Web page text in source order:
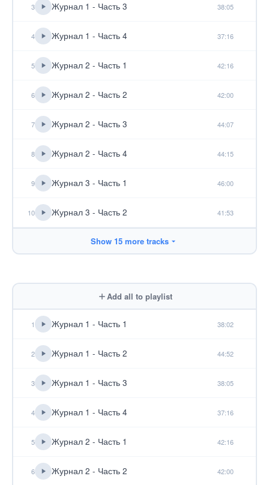
3 Журнал 1 - Часть 3 38:05
4 Журнал 1 - Часть 4 37:16
5 Журнал 2 - Часть 1 42:16
6 Журнал 2 - Часть 2 42:00
7 Журнал 2 - Часть 3 44:07
8 Журнал 2 - Часть 4 44:15
9 Журнал 3 - Часть 1 46:00
10 Журнал 3 - Часть 2 41:53
Show 15 more tracks
Add all to playlist
1 Журнал 1 - Часть 1 38:02
2 Журнал 1 - Часть 2 44:52
3 Журнал 1 - Часть 3 38:05
4 Журнал 1 - Часть 4 37:16
5 Журнал 2 - Часть 1 42:16
6 Журнал 2 - Часть 2 42:00